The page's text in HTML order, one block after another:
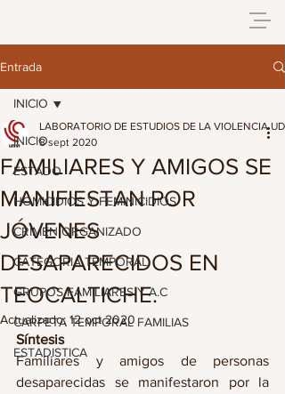
Entrada
INICIO
ESTADO
HOMICIDIOS Y FEMINICIDIOS
CRIMEN ORGANIZADO
CATEGORIA TEMPORAL
GRUPOS FAMILIARES Y A.C
CARPETA TEMPORAL FAMILIAS
ESTADISTICA
INICIO
FAMILIARES Y AMIGOS SE
MANIFIESTAN POR
JÓVENES
DESAPARECIDOS EN
TEOCALTICHE.
LABORATORIO DE ESTUDIOS DE LA VIOLENCIA
8 sept 2020
Actualizado: 12 oct 2020
Síntesis
Familiares y amigos de personas
desaparecidas se manifestaron por la